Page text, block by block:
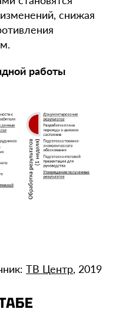
снижая
работы
ТВ Центр, 2019